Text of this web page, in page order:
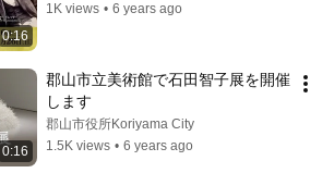
0:16
1K views • 6 years ago
0:16
郡山市立美術館で石田智子展を開催
します
郡山市役所Koriyama City
1.5K views • 6 years ago